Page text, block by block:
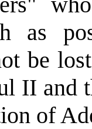
as
be
II and
of